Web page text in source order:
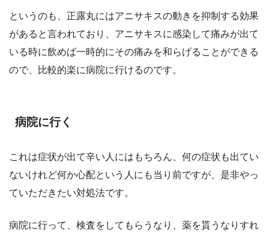
というのも、正露丸にはアニサキスの動きを抑制する効果
があると言われており、アニサキスに感染して痛みが出て
いる時に飲めば一時的にその痛みを和らげることができる
ので、比較的楽に病院に行けるのです。
病院に行く
これは症状が出て辛い人にはもちろん、何の症状も出てい
ないけれど何か心配という人にも当り前ですが、是非やっ
ていただきたい対処法です。
病院に行って、検査をしてもらうなり、薬を貰うなりすれ